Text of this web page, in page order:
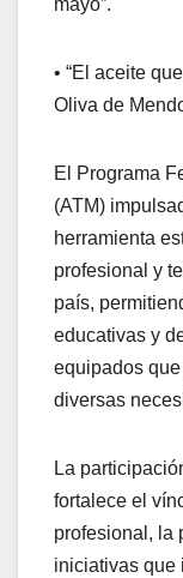
mayo”.
• “El aceite
Oliva de
El Programa
(ATM)
herramienta
profesional y
país,
educativas y
equipados
diversas
La
fortalece el
profesional, la
iniciativas que